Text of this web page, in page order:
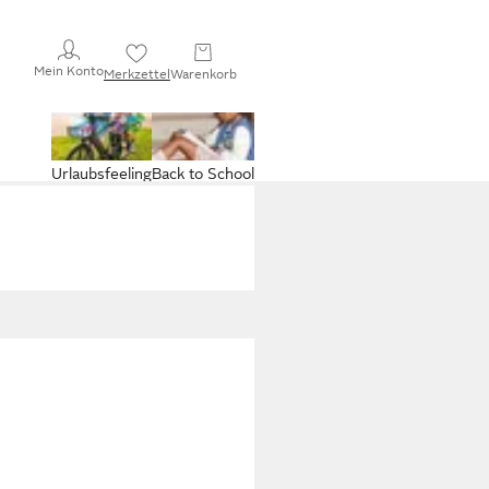
Mein KontoMerkzettelWarenkorb
Back to School
Urlaubsfeeling